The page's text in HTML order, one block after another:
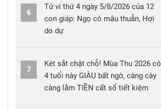
6
Tử vi thứ 4 ngày 5/8/2026 của 12
con giáp: Ngọ có mâu thuẫn, Hợi
do dự
7
Két sắt chật chỗ! Mùa Thu 2026 có
4 tuổi này GIÀU bất ngờ, càng cày
càng lắm TIỀN cất sổ tiết kiệm